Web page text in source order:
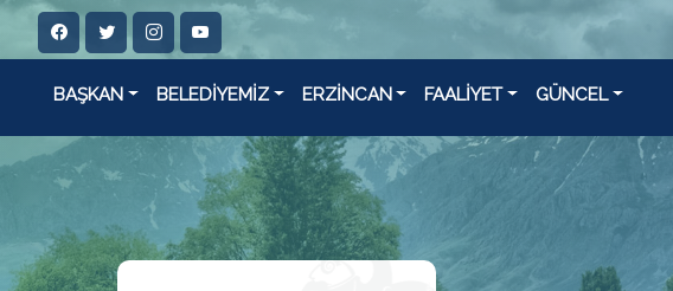
BAŞKAN BELEDİYEMİZ ERZİNCAN FAALİYET GÜNCEL